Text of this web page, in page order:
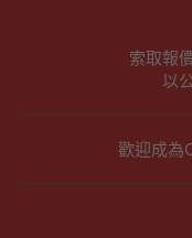
索取報
以
歡迎成為